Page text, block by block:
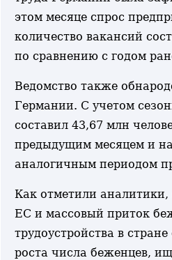
этом месяце спрос
количество вакансий
по сравнению с годом
Ведомство также
Германии. С учетом
составил 43,67 млн
предыдущим месяцем и
аналогичным периодом
Как отметили
ЕС и массовый приток
трудоустройства в
роста числа беженцев,